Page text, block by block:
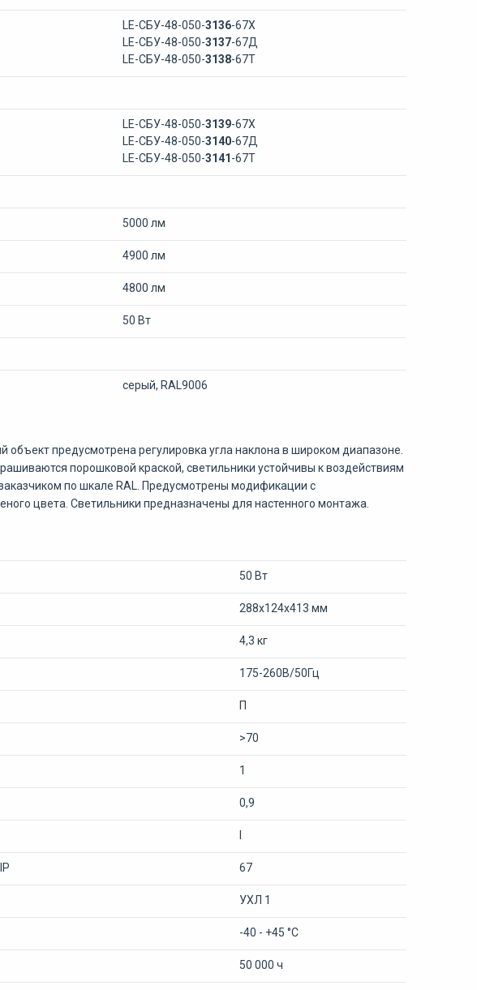
LE-СБУ-48-050-3136-67Х
LE-СБУ-48-050-3137-67Д
LE-СБУ-48-050-3138-67Т
LE-СБУ-48-050-3139-67Х
LE-СБУ-48-050-3140-67Д
LE-СБУ-48-050-3141 -67Т
5000 лм
4900 лм
4800 лм
50 Вт
серый, RAL9006
предусмотрена регулировка угла наклона в широком диапазоне.
порошковой краской, светильники устойчивы к воздействиям
по шкале RAL. Предусмотрены модификации с
цвета. Светильники предназначены для настенного монтажа.
50 Вт
288х124х413 мм
4,3 кг
175-260В/50Гц
П
>70
1
0,9
67
УХЛ 1
-40 - +45 °С
50 000 ч